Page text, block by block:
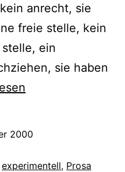
anrecht, sie
freie stelle, kein
ein
sie haben
2000
experimentell, Prosa